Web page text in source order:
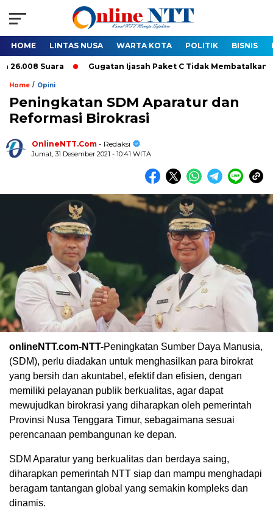
HOME LINTAS NUSA WARTA KOTA POLITIK BISNIS
Suara Gugatan Ijasah Paket C Tidak Membatalkan
Home / Opini
Peningkatan SDM Aparatur dan
Reformasi Birokrasi
OnlineNTT.Com - Redaksi
Jumat, 31 Desember 2021 - 10:41 WITA
onlineNTT.com-NTT-Peningkatan Sumber Daya Manusia,
(SDM), perlu diadakan untuk menghasilkan para birokrat
yang bersih dan akuntabel, efektif dan efisien, dengan
memiliki pelayanan publik berkualitas, agar dapat
mewujudkan birokrasi yang diharapkan oleh pemerintah
Provinsi Nusa Tenggara Timur, sebagaimana sesuai
perencanaan pembangunan ke depan.
SDM Aparatur yang berkualitas dan berdaya saing,
diharapkan pemerintah NTT siap dan mampu menghadapi
beragam tantangan global yang semakin kompleks dan
dinamis.